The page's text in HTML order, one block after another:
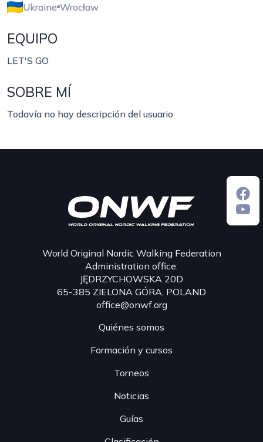
Ukraine Wrocław
EQUIPO
LET'S GO
SOBRE MÍ
Todavía no hay descripción del usuario
World Original Nordic Walking Federation
Administration office:
JĘDRZYCHOWSKA 20D
65-385 ZIELONA GÓRA, POLAND
office@onwf.org
Quiénes somos
Formación y cursos
Torneos
Noticias
Guías